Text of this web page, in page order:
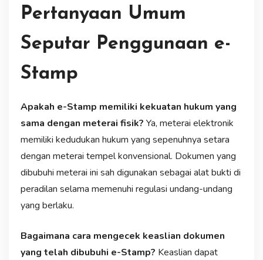
Pertanyaan Umum
Seputar Penggunaan e-
Stamp
Apakah e-Stamp memiliki kekuatan hukum yang
sama dengan meterai fisik? Ya, meterai elektronik
memiliki kedudukan hukum yang sepenuhnya setara
dengan meterai tempel konvensional. Dokumen yang
dibubuhi meterai ini sah digunakan sebagai alat bukti di
peradilan selama memenuhi regulasi undang-undang
yang berlaku.
Bagaimana cara mengecek keaslian dokumen
yang telah dibubuhi e-Stamp? Keaslian dapat